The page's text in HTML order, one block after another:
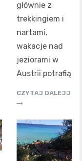
głównie z
trekkingiem i
nartami,
wakacje nad
jeziorami w
Austrii potrafią
CZYTAJ DALEJJ